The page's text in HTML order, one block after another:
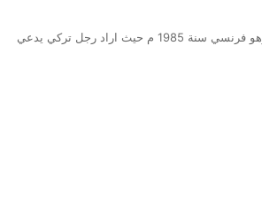
LC waikiki نشأت علي يد جورج اموول وهو فرنسي سنة 1985 م حيث اراد رجل تركي يدعي